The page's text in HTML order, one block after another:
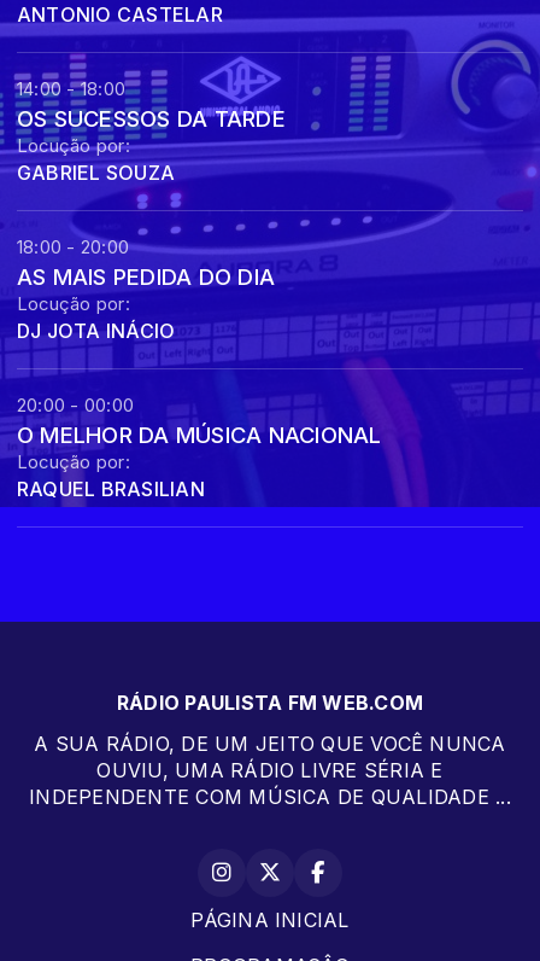
ANTONIO CASTELAR
14:00 - 18:00
OS SUCESSOS DA TARDE
Locução por:
GABRIEL SOUZA
18:00 - 20:00
AS MAIS PEDIDA DO DIA
Locução por:
DJ JOTA INÁCIO
20:00 - 00:00
O MELHOR DA MÚSICA NACIONAL
Locução por:
RAQUEL BRASILIAN
RÁDIO PAULISTA FM WEB.COM
A SUA RÁDIO, DE UM JEITO QUE VOCÊ NUNCA
OUVIU, UMA RÁDIO LIVRE SÉRIA E
INDEPENDENTE COM MÚSICA DE QUALIDADE ...
PÁGINA INICIAL